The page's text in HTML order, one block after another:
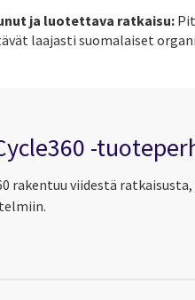
ja luotettava ratkaisu:
laajasti suomalaiset
-
rakentuu viidestä